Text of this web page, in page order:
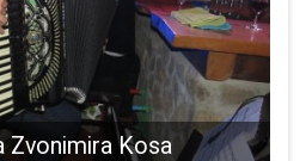
Zvonimira Kosa